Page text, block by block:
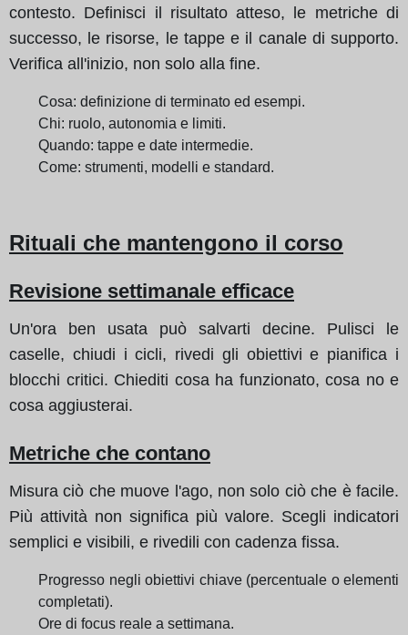
contesto. Definisci il risultato atteso, le metriche di
successo, le risorse, le tappe e il canale di supporto.
Verifica all'inizio, non solo alla fine.
Cosa: definizione di terminato ed esempi.
Chi: ruolo, autonomia e limiti.
Quando: tappe e date intermedie.
Come: strumenti, modelli e standard.
Rituali che mantengono il corso
Revisione settimanale efficace
Un'ora ben usata può salvarti decine. Pulisci le
caselle, chiudi i cicli, rivedi gli obiettivi e pianifica i
blocchi critici. Chiediti cosa ha funzionato, cosa no e
cosa aggiusterai.
Metriche che contano
Misura ciò che muove l'ago, non solo ciò che è facile.
Più attività non significa più valore. Scegli indicatori
semplici e visibili, e rivedili con cadenza fissa.
Progresso negli obiettivi chiave (percentuale o elementi
completati).
Ore di focus reale a settimana.